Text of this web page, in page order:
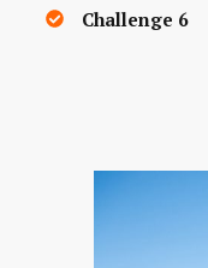
Challenge 6